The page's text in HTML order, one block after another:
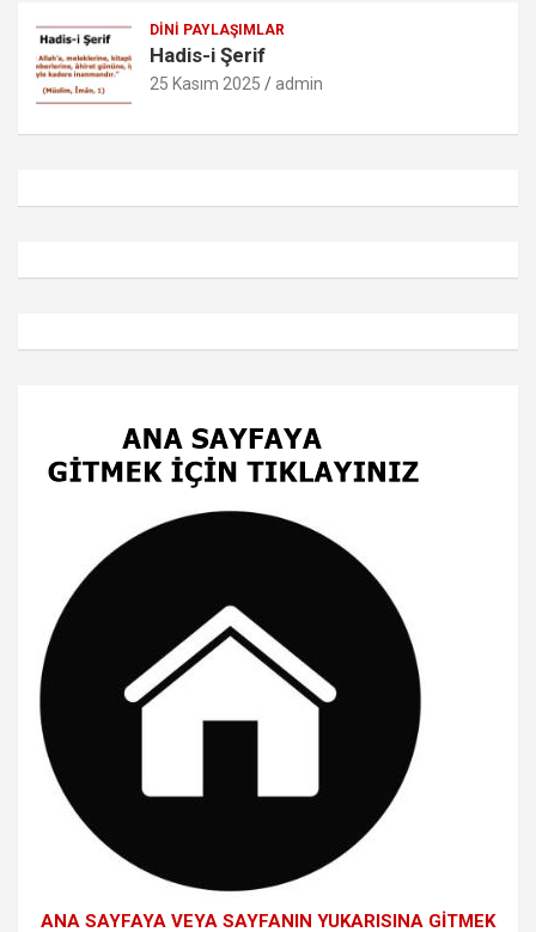
DINI PAYLAŞIMLAR
Hadis-i Şerif
25 Kasım 2025 admin
ANA SAYFAYA VEYA SAYFANIN YUKARISINA GİTMEK